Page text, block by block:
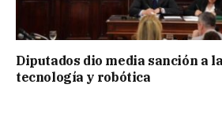
Diputados dio media sanción a
tecnología y robótica